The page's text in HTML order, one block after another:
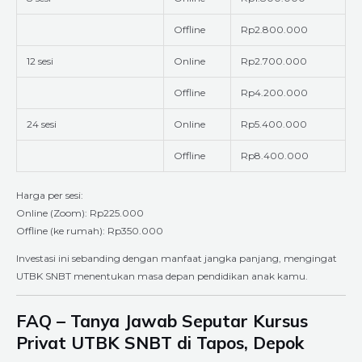
Offline Rp2.800.000
12 sesi Online Rp2.700.000
Offline Rp4.200.000
24 sesi Online Rp5.400.000
Offline Rp8.400.000
Harga per sesi:
Online (Zoom): Rp225.000
Offline (ke rumah): Rp350.000
Investasi ini sebanding dengan manfaat jangka panjang, mengingat
UTBK SNBT menentukan masa depan pendidikan anak kamu.
FAQ – Tanya Jawab Seputar Kursus
Privat UTBK SNBT di Tapos, Depok